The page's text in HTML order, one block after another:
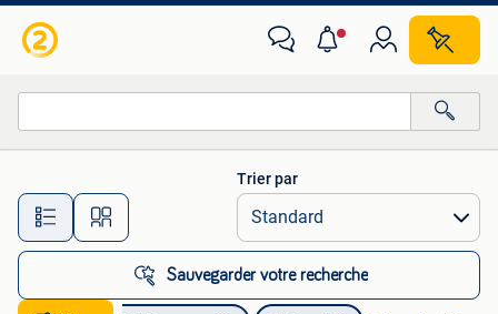
Toutes les distances…
Trier par
Sauvegarder votre recherche